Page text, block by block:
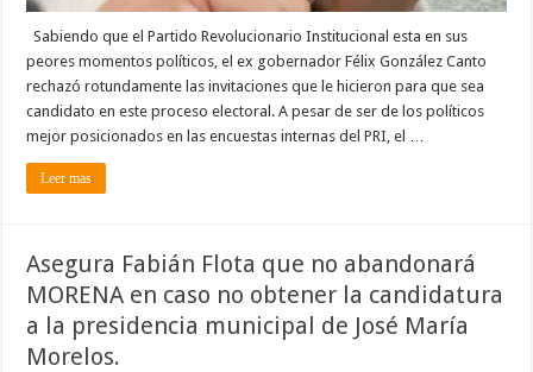
PARA
EN
El
ELECTORAL
Sabiendo que el Partido Revolucionario Institucional esta en sus
peores momentos políticos, el ex gobernador Félix González Canto
rechazó rotundamente las invitaciones que le hicieron para que sea
candidato en este proceso electoral. A pesar de ser de los políticos
mejor posicionados en las encuestas internas del PRI, el …
Leer mas
Asegura Fabián Flota que no abandonará
MORENA en caso no obtener la candidatura
a la presidencia municipal de José María
Morelos.